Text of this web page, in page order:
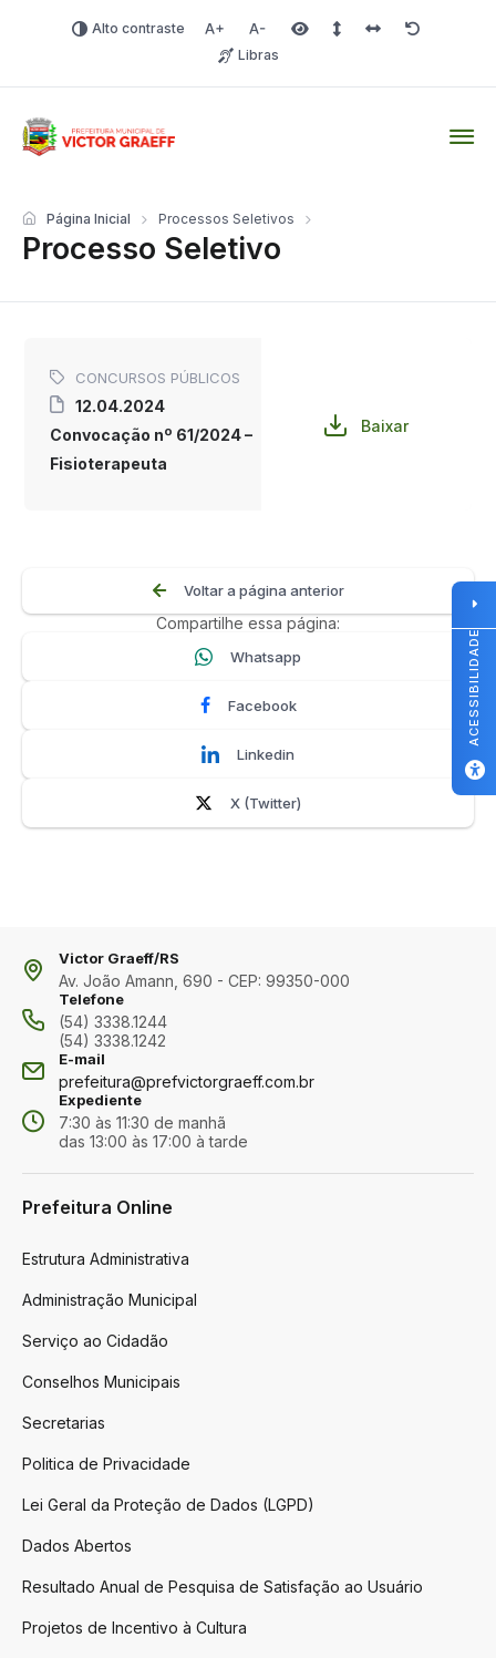
Alto contraste Aumentar fonte
Diminuir fonteÁrea selecionada
Espaçamento de linha
Espaço dos
Redefinir
Libras
Processo Seletivo
Página Inicial Processos Seletivos
CONCURSOS PÚBLICOS
12.04.2024
Convocação nº 61/2024 –
Fisioterapeuta
Baixar
Voltar a página anterior
Compartilhe essa página:
Whatsapp
Facebook
Linkedin
X (Twitter)
Victor Graeff/RS
Av. João Amann, 690 - CEP: 99350-000
Telefone
(54) 3338.1244
(54) 3338.1242
E-mail
prefeitura@prefvictorgraeff.com.br
Expediente
7:30 às 11:30 de manhã
das 13:00 às 17:00 à tarde
Prefeitura Online
Estrutura Administrativa
Administração Municipal
Serviço ao Cidadão
Conselhos Municipais
Secretarias
Politica de Privacidade
Lei Geral da Proteção de Dados (LGPD)
Dados Abertos
Resultado Anual de Pesquisa de Satisfação ao Usuário
Projetos de Incentivo à Cultura
ACESSIBILIDADE